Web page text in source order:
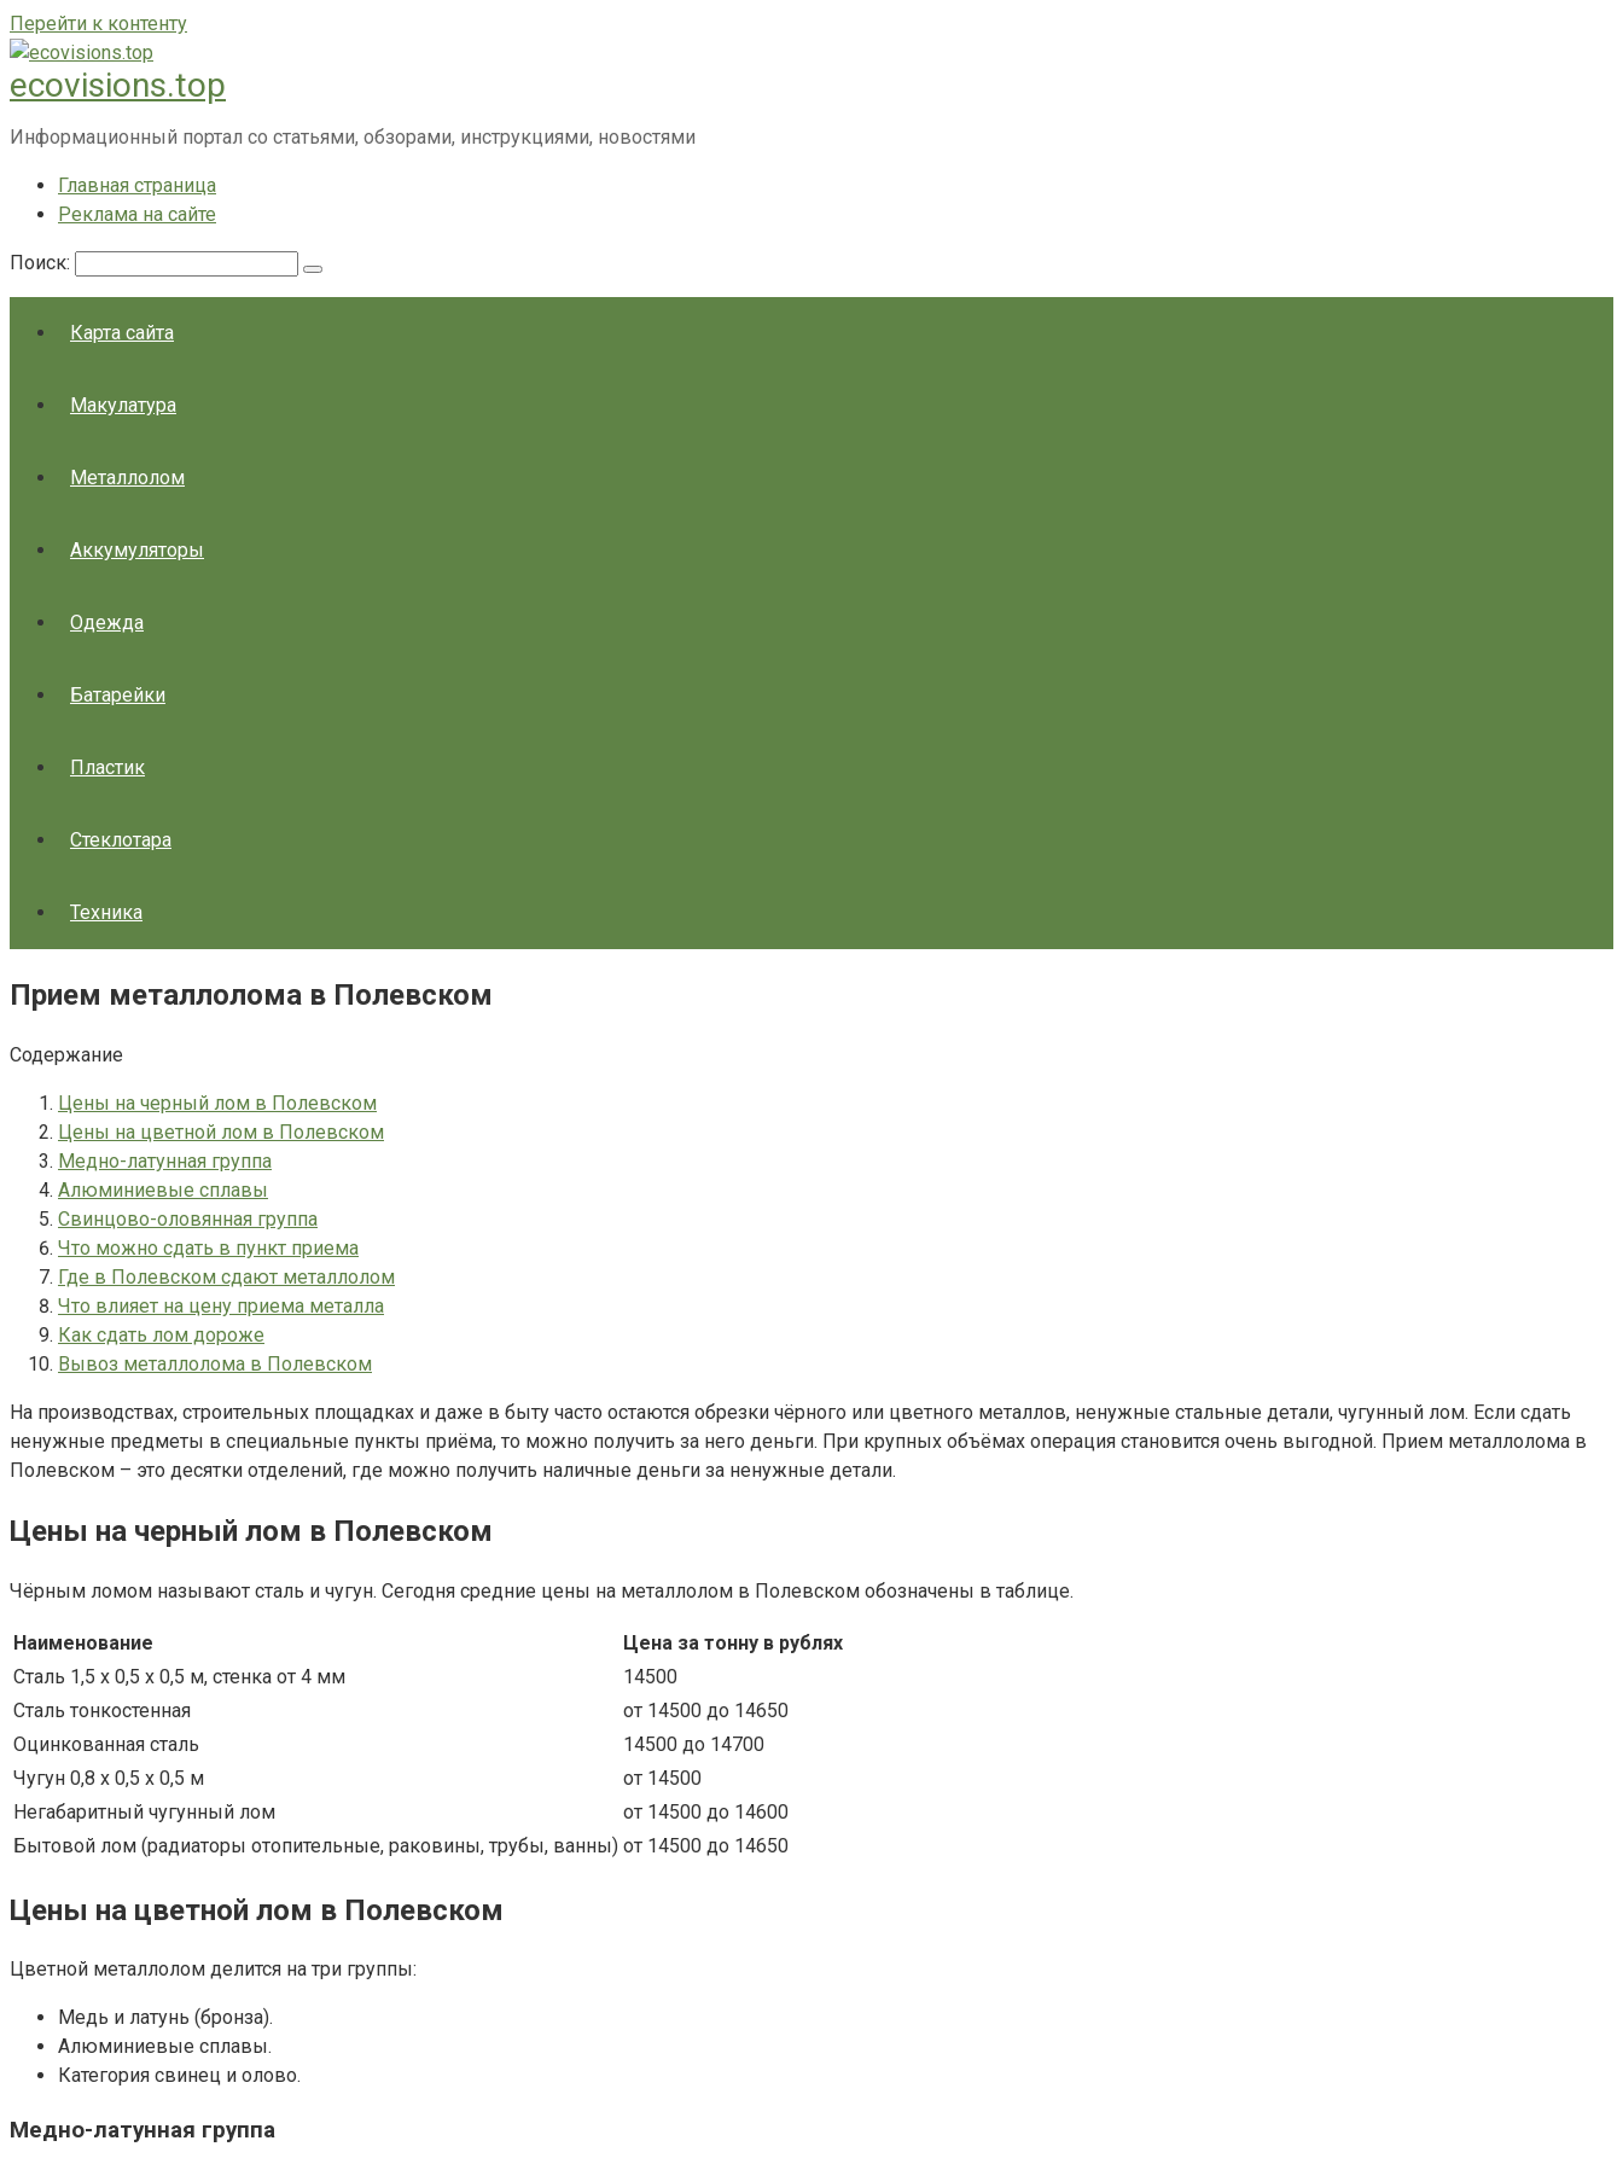
Перейти к контенту
ecovisions.top
Информационный портал со статьями, обзорами, инструкциями, новостями
Главная страница
Реклама на сайте
Поиск:
Карта сайта
Макулатура
Металлолом
Аккумуляторы
Одежда
Батарейки
Пластик
Стеклотара
Техника
Прием металлолома в Полевском
Содержание
Цены на черный лом в Полевском
Цены на цветной лом в Полевском
Медно-латунная группа
Алюминиевые сплавы
Свинцово-оловянная группа
Что можно сдать в пункт приема
Где в Полевском сдают металлолом
Что влияет на цену приема металла
Как сдать лом дороже
Вывоз металлолома в Полевском
На производствах, строительных площадках и даже в быту часто остаются обрезки чёрного или цветного металлов, ненужные стальные детали, чугунный лом. Если сдать
ненужные предметы в специальные пункты приёма, то можно получить за него деньги. При крупных объёмах операция становится очень выгодной. Прием металлолома в
Полевском – это десятки отделений, где можно получить наличные деньги за ненужные детали.
Цены на черный лом в Полевском
Чёрным ломом называют сталь и чугун. Сегодня средние цены на металлолом в Полевском обозначены в таблице.
Наименование
Цена за тонну в рублях
Сталь 1,5 х 0,5 х 0,5 м, стенка от 4 мм
14500
Сталь тонкостенная
от 14500 до 14650
Оцинкованная сталь
14500 до 14700
Чугун 0,8 х 0,5 х 0,5 м
от 14500
Негабаритный чугунный лом
от 14500 до 14600
Бытовой лом (радиаторы отопительные, раковины, трубы, ванны) от 14500 до 14650
Цены на цветной лом в Полевском
Цветной металлолом делится на три группы:
Медь и латунь (бронза).
Алюминиевые сплавы.
Категория свинец и олово.
Медно-латунная группа